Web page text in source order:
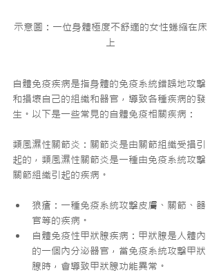
示意圖：一位身體極度不舒適的女性蜷縮在床
上
自體免疫疾病是指身體的免疫系統錯誤地攻擊
和損壞自己的組織和器官，導致各種疾病的發
生。以下是一些常見的自體免疫相關疾病：
類風濕性關節炎：關節炎是由關節組織受損引
起的，類風濕性關節炎是一種由免疫系統攻擊
關節組織引起的疾病。
狼瘡：一種免疫系統攻擊皮膚、關節、器
官等的疾病。
自體免疫性甲狀腺疾病：甲狀腺是人體內
的一個內分泌器官，當免疫系統攻擊甲狀
腺時，會導致甲狀腺功能異常。